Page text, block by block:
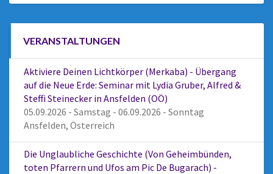
VERANSTALTUNGEN
Aktiviere Deinen Lichtkörper (Merkaba) - Übergang
auf die Neue Erde: Seminar mit Lydia Gruber, Alfred &
Steffi Steinecker in Ansfelden (OÖ)
05.09.2026 - Samstag - 06.09.2026 - Sonntag
Ansfelden, Österreich
Die Unglaubliche Geschichte (Von Geheimbünden,
toten Pfarrern und Ufos am Pic De Bugarach) -